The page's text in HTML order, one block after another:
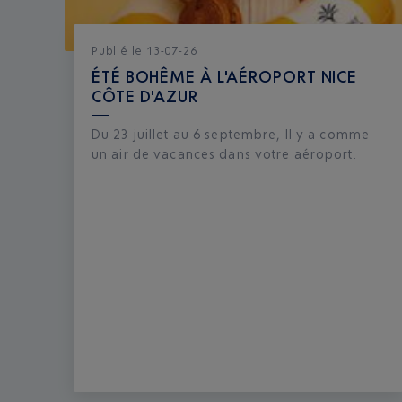
Publié le 13-07-26
ÉTÉ BOHÊME À L'AÉROPORT NICE
CÔTE D'AZUR
Du 23 juillet au 6 septembre, Il y a comme
un air de vacances dans votre aéroport.